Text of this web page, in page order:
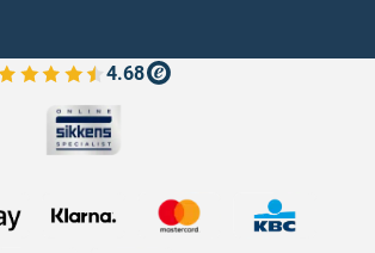
4.68
Bekijk de verfplaza beoordelingen